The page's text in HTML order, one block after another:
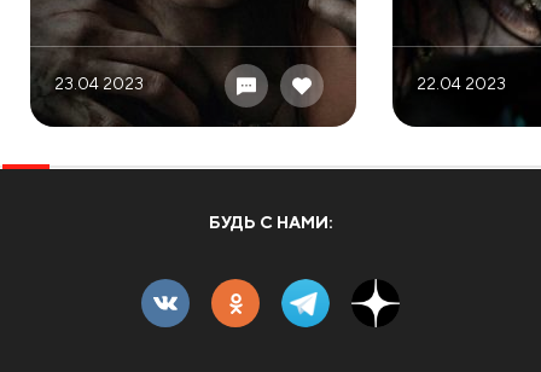
23.04 2023 22.04 2023
БУДЬ С НАМИ: